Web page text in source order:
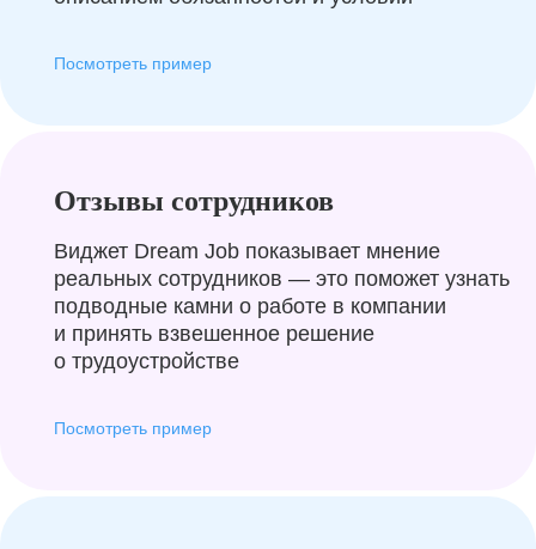
Посмотреть пример
Отзывы сотрудников
Виджет Dream Job показывает мнение
реальных сотрудников — это поможет узнать
подводные камни о работе в компании
и принять взвешенное решение
о трудоустройстве
Посмотреть пример